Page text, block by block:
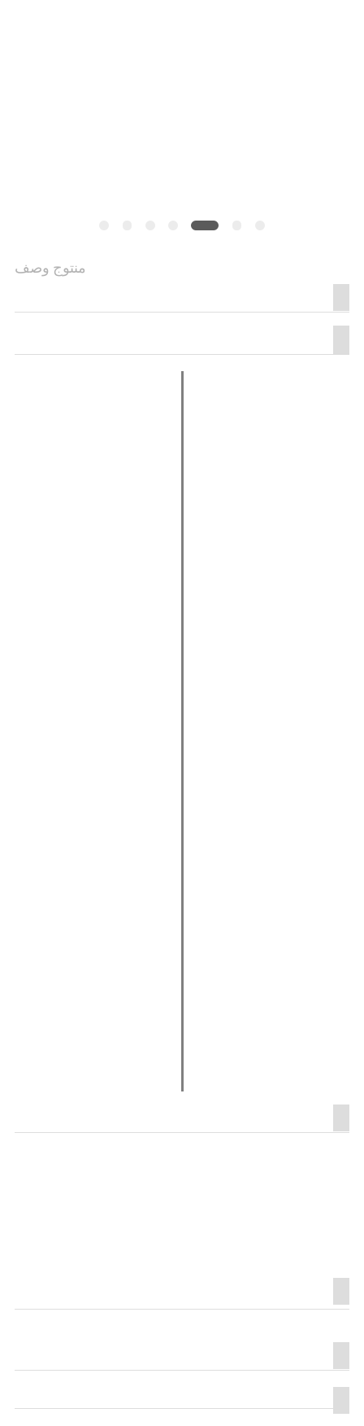
منتوج وصف